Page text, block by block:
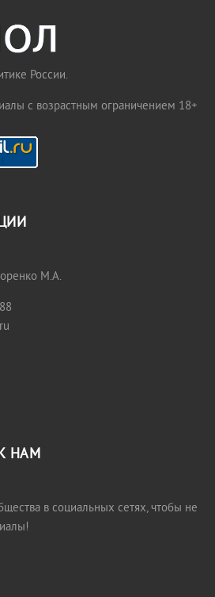
России.
с возрастным ограничением 18+
М.А.
НАМ
в социальных сетях, чтобы не